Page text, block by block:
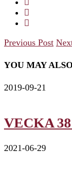
Previous Post
YOU MAY
2019-09-21
VECKA
2021-06-29